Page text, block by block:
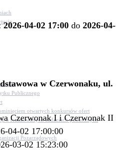
Publicznego
otwartych konkursów ofert
o realizowanych zadaniach publicznych
Pozarządowych
2026-04-02 17:00 do 2026-04-
w Czerwonaku, ul.
Czerwonak I i Czerwonak II
04-02 17:00:00
03-02 15:23:00